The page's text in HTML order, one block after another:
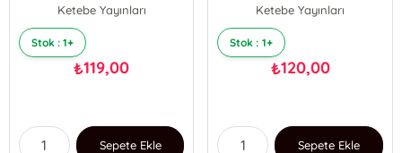
Ketebe Yayınları
Stok : 1+
₺119,00
Sepete Ekle
Ketebe Yayınları
Stok : 1+
₺120,00
Sepete Ekle